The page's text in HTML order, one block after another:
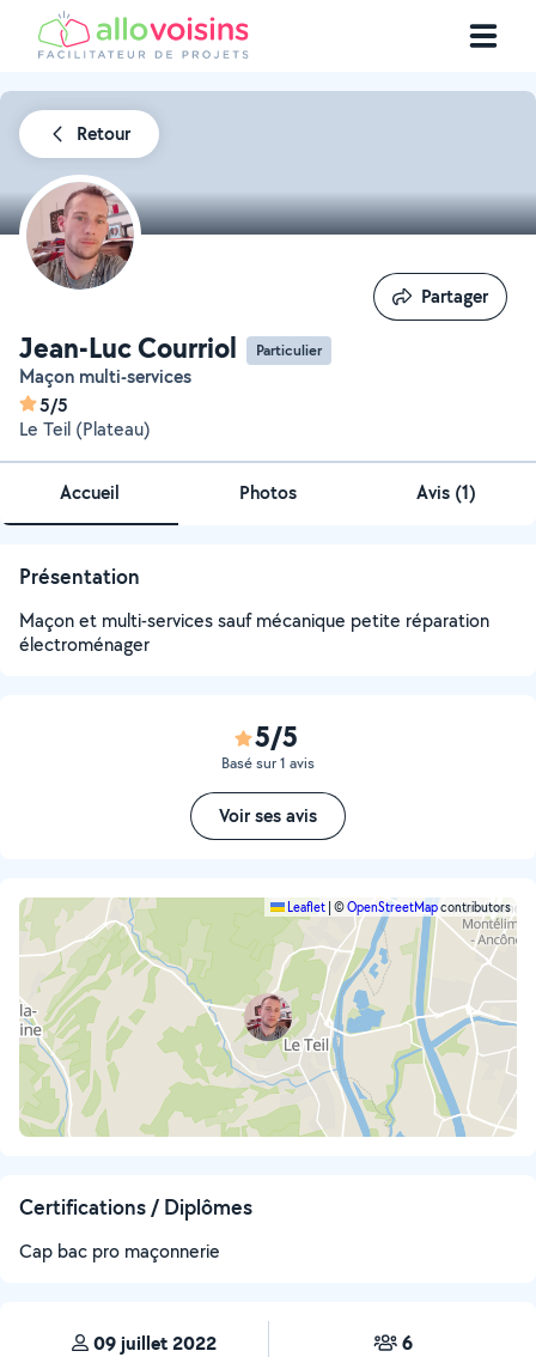
Retour
Jean-Luc Courriol Particulier
Maçon multi-services
5/5
Le Teil (Plateau)
Partager
Partager
Accueil Photos Avis (1)
Présentation
Maçon et multi-services sauf mécanique petite réparation
électroménager
5/5
Basé sur 1 avis
Voir ses avis
Leaflet ©OpenStreetMapcontributors
Certifications / Diplômes
Cap bac pro maçonnerie
09 juillet 2022 6